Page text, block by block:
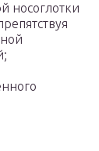
носоглотки